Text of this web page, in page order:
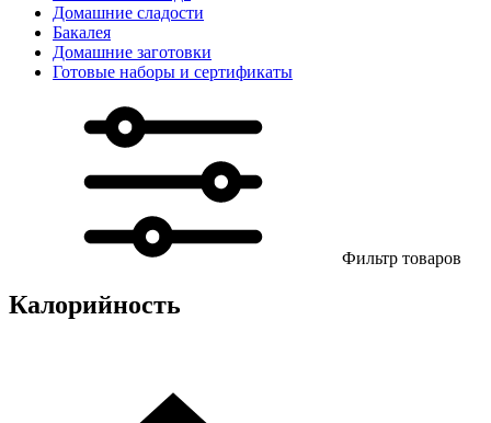
Домашние сладости
Бакалея
Домашние заготовки
Готовые наборы и сертификаты
Фильтр товаров
Калорийность